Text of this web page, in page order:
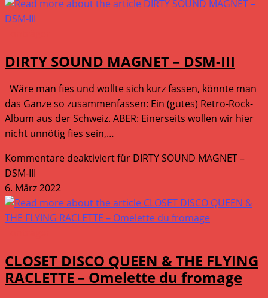
DIRTY SOUND MAGNET – DSM-III
Wäre man fies und wollte sich kurz fassen, könnte man
das Ganze so zusammenfassen: Ein (gutes) Retro-Rock-
Album aus der Schweiz. ABER: Einerseits wollen wir hier
nicht unnötig fies sein,…
Kommentare deaktiviertfür DIRTY SOUND MAGNET –
DSM-III
6. März 2022
CLOSET DISCO QUEEN & THE FLYING
RACLETTE – Omelette du fromage